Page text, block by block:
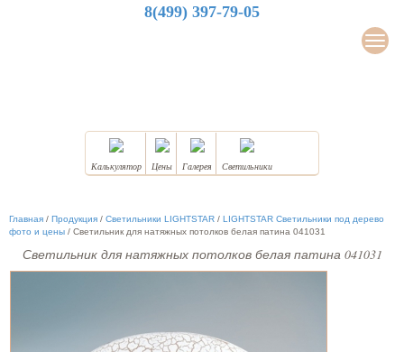
8(499) 397-79-05
Калькулятор Цены Галерея Светильники
Главная / Продукция / Светильники LIGHTSTAR / LIGHTSTAR Светильники под дерево
фото и цены / Светильник для натяжных потолков белая патина 041031
Светильник для натяжных потолков белая патина 041031